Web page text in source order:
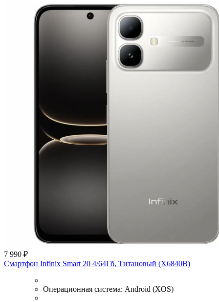
7 990 ₽
Смартфон Infinix Smart 20 4/64Гб, Титановый (X6840B)
Операционная система: Android (XOS)